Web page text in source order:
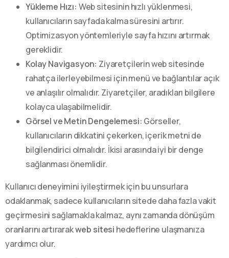
Yükleme Hızı: Web sitesinin hızlı yüklenmesi,
kullanıcıların sayfada kalma süresini artırır.
Optimizasyon yöntemleriyle sayfa hızını artırmak
gereklidir.
Kolay Navigasyon: Ziyaretçilerin web sitesinde
rahatça ilerleyebilmesi için menü ve bağlantılar açık
ve anlaşılır olmalıdır. Ziyaretçiler, aradıkları bilgilere
kolayca ulaşabilmelidir.
Görsel ve Metin Dengelemesi: Görseller,
kullanıcıların dikkatini çekerken, içerik metni de
bilgilendirici olmalıdır. İkisi arasında iyi bir denge
sağlanması önemlidir.
Kullanıcı deneyimini iyileştirmek için bu unsurlara
odaklanmak, sadece kullanıcıların sitede daha fazla vakit
geçirmesini sağlamakla kalmaz, aynı zamanda dönüşüm
oranlarını artırarakweb sitesi hedeflerine ulaşmanıza
yardımcı olur.